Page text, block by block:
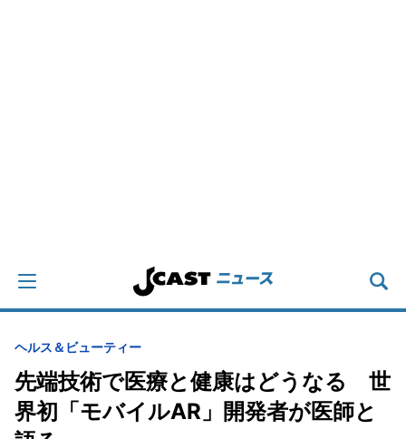
ヘルス＆ビューティー
先端技術で医療と健康はどうなる 世
界初「モバイルAR」開発者が医師と